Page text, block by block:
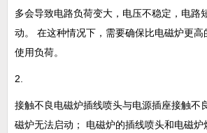
多会导致电路负荷变大，电压不稳定，电路
动。 在这种情况下，需要确保比电磁炉更高
使用负荷。
2.
接触不良电磁炉插线喷头与电源插座接触不
磁炉无法启动； 电磁炉的插线喷头和电磁